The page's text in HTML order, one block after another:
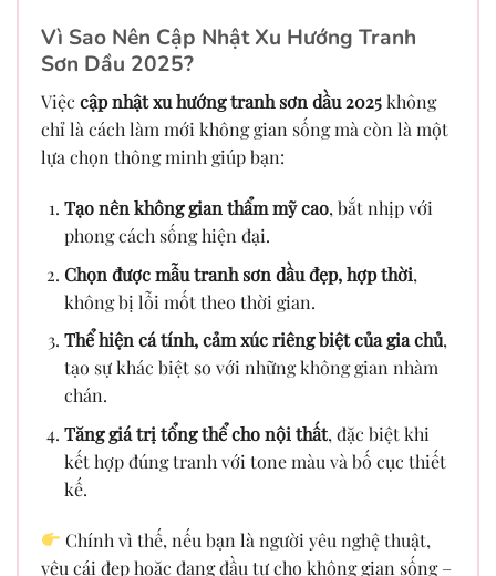
Vì Sao Nên Cập Nhật Xu Hướng Tranh
Sơn Dầu 2025?
Việc cập nhật xu hướng tranh sơn dầu 2025không
chỉ là cách làm mới không gian sống mà còn là một
lựa chọn thông minh giúp bạn:
Tạo nên không gian thẩm mỹ cao, bắt nhịp với
phong cách sống hiện đại.
Chọn được mẫu tranh sơn dầu đẹp, hợp thời,
không bị lỗi mốt theo thời gian.
Thể hiện cá tính, cảm xúc riêng biệt của gia chủ,
tạo sự khác biệt so với những không gian nhàm
chán.
Tăng giá trị tổng thể cho nội thất, đặc biệt khi
kết hợp đúng tranh với tone màu và bố cục thiết
kế.
Chính vì thế, nếu bạn là người yêu nghệ thuật,
yêu cái đẹp hoặc đang đầu tư cho không gian sống –